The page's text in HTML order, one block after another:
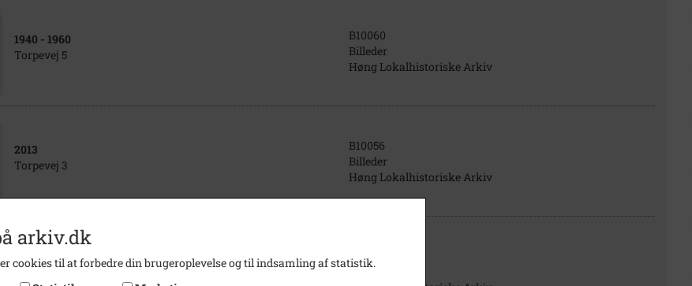
1940 - 1960
Torpevej 5
B10060
Billeder
Høng Lokalhistoriske Arkiv
2013
Torpevej 3
B10056
Billeder
Høng Lokalhistoriske Arkiv
1950- 1960
B10066
Billeder
arkiv.dk
cookies til at forbedre din brugeroplevelse og til indsamling af statistik.